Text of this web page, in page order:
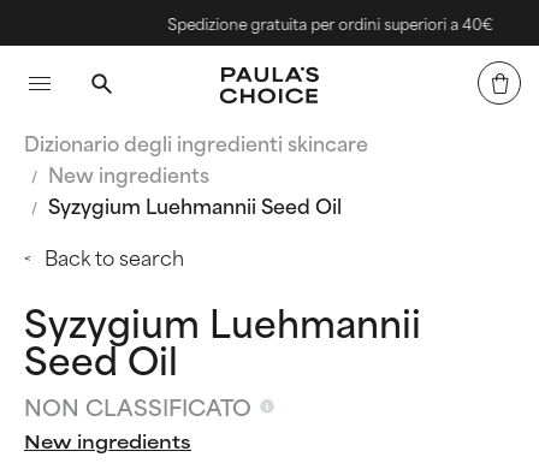
Spedizione gratuita per ordini superiori a 40€
Dizionario degli ingredienti skincare
New ingredients
Syzygium Luehmannii Seed Oil
Back to search
Syzygium Luehmannii
Seed Oil
NON CLASSIFICATO
New ingredients